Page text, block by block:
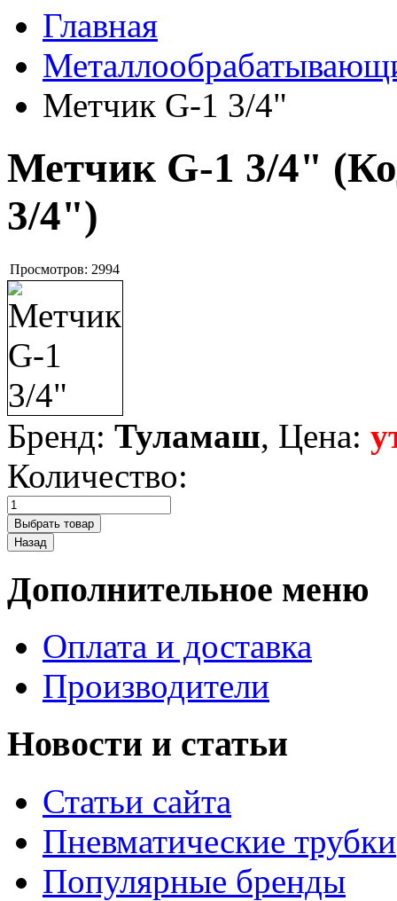
Главная
Метчик G-1 3/4"
Метчик G-1 3/4"
3/4")
Просмотров: 2994
Бренд: Туламаш, Цена:
Количество:
Дополнительное меню
Оплата и доставка
Производители
Новости и статьи
Статьи сайта
Пневматические трубки
Популярные бренды